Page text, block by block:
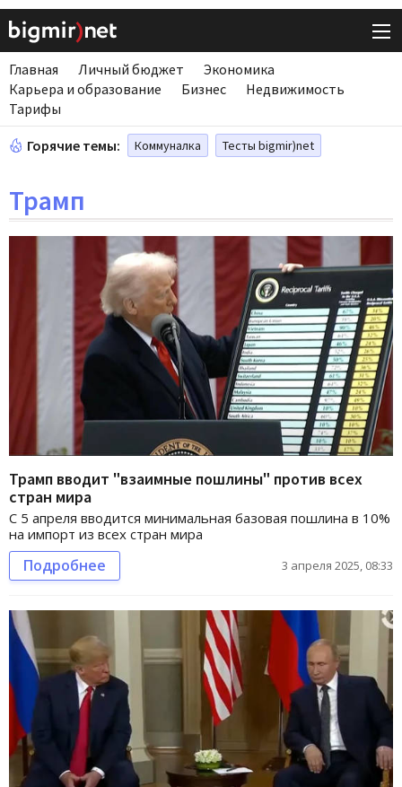
Главная Личный бюджет
Экономика
Карьера и образование
Бизнес
Недвижимость
Тарифы
Горячие темы: Коммуналка Тесты bigmir)net
Трамп
Трамп вводит "взаимные пошлины" против всех
стран мира
С 5 апреля вводится минимальная базовая пошлина в 10%
на импорт из всех стран мира
Подробнее 3 апреля 2025, 08:33